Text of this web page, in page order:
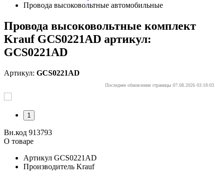
Провода высоковольтные автомобильные
Провода высоковольтные комплект
Krauf GCS0221AD артикул:
GCS0221AD
Артикул: GCS0221AD
Последнее обновление страницы 07.08.2026 03:18:03
1
Вн.код 913793
О товаре
Артикул GCS0221AD
Производитель Krauf